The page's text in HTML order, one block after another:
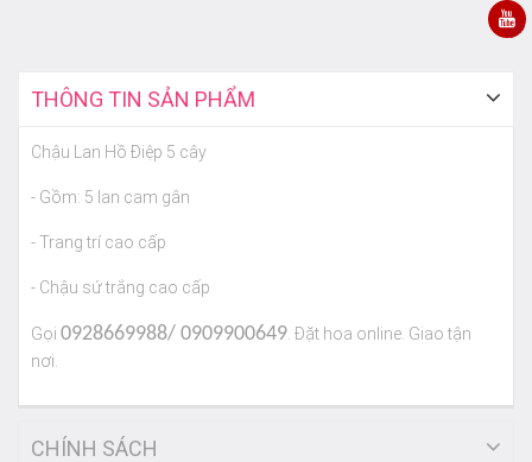
THÔNG TIN SẢN PHẨM
Chậu Lan Hồ Điệp 5 cây
- Gồm: 5 lan cam gân
- Trang trí cao cấp
- Chậu sứ trắng cao cấp
Gọi 0928669988/ 0909900649 . Đặt hoa online. Giao tận
nơi.
CHÍNH SÁCH